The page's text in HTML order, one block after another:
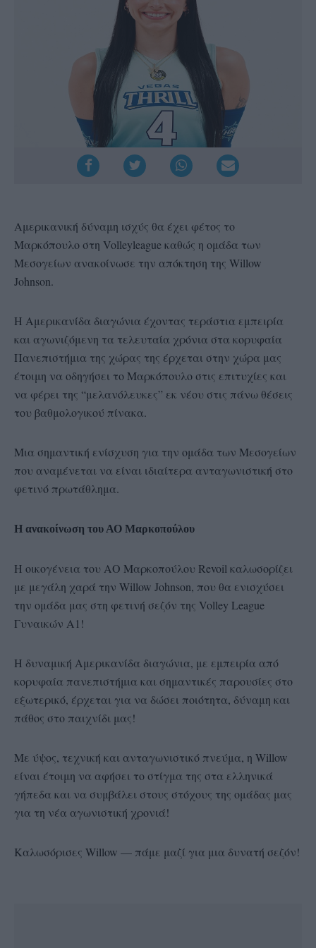
Αμερικανική δύναμη ισχύς θα έχει φέτος το
Μαρκόπουλο στη Volleyleague καθώς η ομάδα των
Μεσογείων ανακοίνωσε την απόκτηση της Willow
Johnson.
Η Αμερικανίδα διαγώνια έχοντας τεράστια εμπειρία
και αγωνιζόμενη τα τελευταία χρόνια στα κορυφαία
Πανεπιστήμια της χώρας της έρχεται στην χώρα μας
έτοιμη να οδηγήσει το Μαρκόπουλο στις επιτυχίες και
να φέρει της “μελανόλευκες” εκ νέου στις πάνω θέσεις
του βαθμολογικού πίνακα.
Μια σημαντική ενίσχυση για την ομάδα των Μεσογείων
που αναμένεται να είναι ιδιαίτερα ανταγωνιστική στο
φετινό πρωτάθλημα.
Η ανακοίνωση του ΑΟ Μαρκοπούλου
Η οικογένεια του ΑΟ Μαρκοπούλου Revoil καλωσορίζει
με μεγάλη χαρά την Willow Johnson, που θα ενισχύσει
την ομάδα μας στη φετινή σεζόν της Volley League
Γυναικών Α1!
Η δυναμική Αμερικανίδα διαγώνια, με εμπειρία από
κορυφαία πανεπιστήμια και σημαντικές παρουσίες στο
εξωτερικό, έρχεται για να δώσει ποιότητα, δύναμη και
πάθος στο παιχνίδι μας!
Με ύψος, τεχνική και ανταγωνιστικό πνεύμα, η Willow
είναι έτοιμη να αφήσει το στίγμα της στα ελληνικά
γήπεδα και να συμβάλει στους στόχους της ομάδας μας
για τη νέα αγωνιστική χρονιά!
Καλωσόρισες Willow — πάμε μαζί για μια δυνατή σεζόν!